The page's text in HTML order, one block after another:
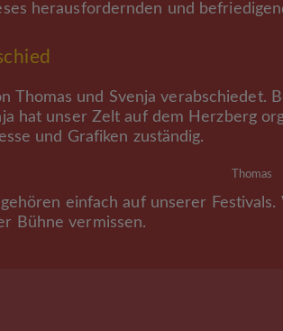
herausfordernden und
Thomas und Svenja verabschiedet.
hat unser Zelt auf dem Herzberg
und Grafiken zuständig.
Thomas
einfach auf unserer
Bühne vermissen.